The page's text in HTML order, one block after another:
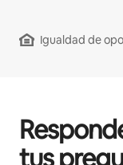
Igualdad de
tus